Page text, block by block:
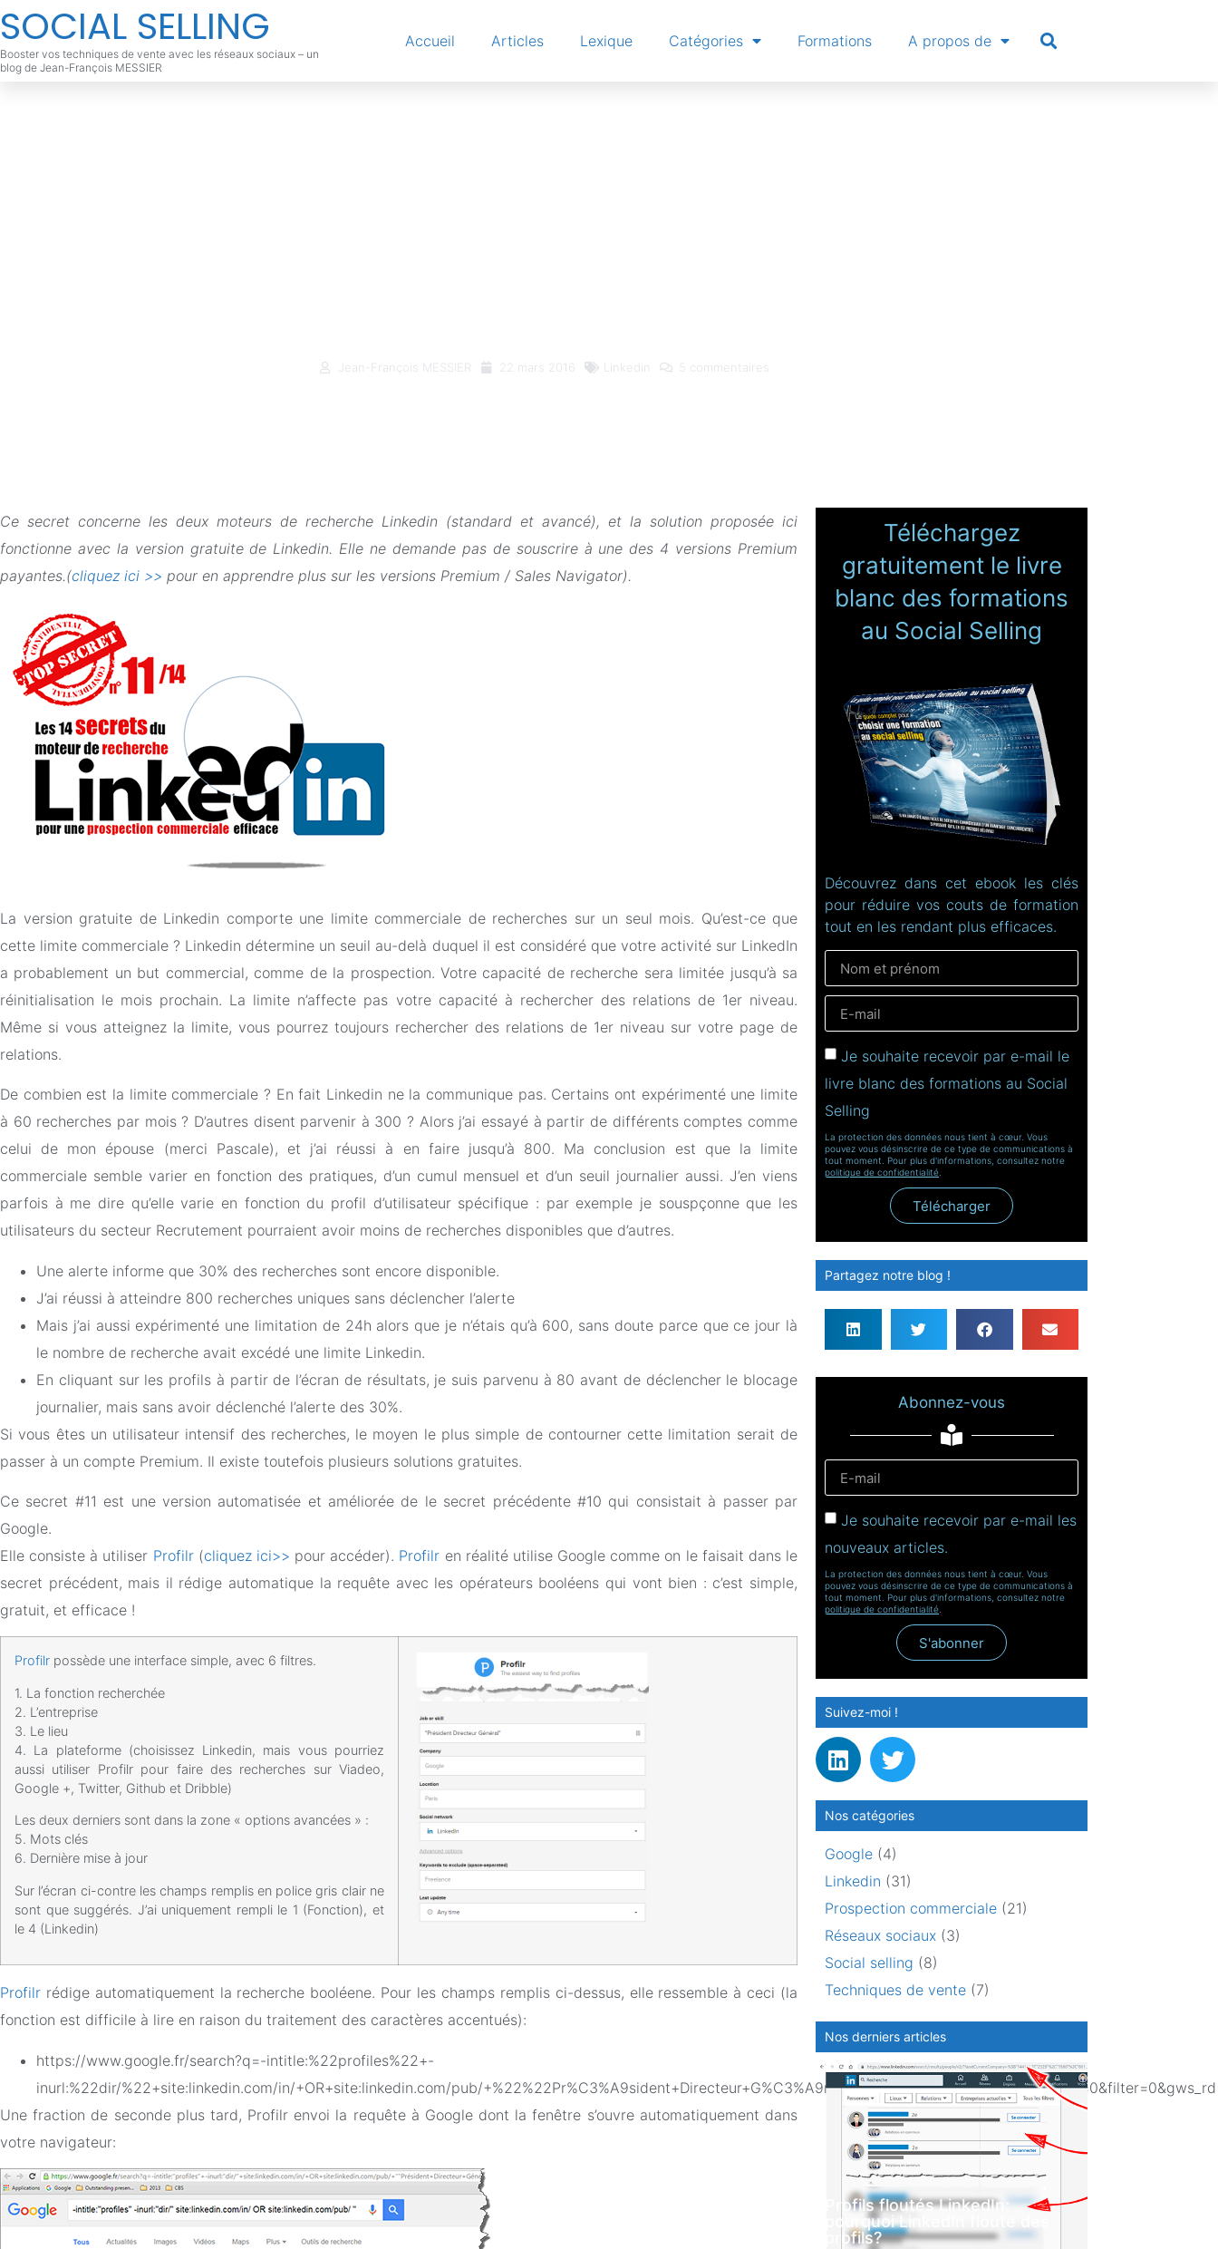
SOCIAL SELLING
Booster vos techniques de vente avec les réseaux sociaux – un
blog de Jean-François MESSIER
Accueil Articles Lexique Catégories Formations A propos de
Jean-François MESSIER 22 mars 2016 Linkedin 5 commentaires
Ce secret concerne les deux moteurs de recherche Linkedin (standard et avancé), et la solution proposée ici
fonctionne avec la version gratuite de Linkedin. Elle ne demande pas de souscrire à une des 4 versions Premium
payantes.(cliquez ici >> pour en apprendre plus sur les versions Premium / Sales Navigator).
La version gratuite de Linkedin comporte une limite commerciale de recherches sur un seul mois. Qu’est-ce que
cette limite commerciale ? Linkedin détermine un seuil au-delà duquel il est considéré que votre activité sur LinkedIn
a probablement un but commercial, comme de la prospection. Votre capacité de recherche sera limitée jusqu’à sa
réinitialisation le mois prochain. La limite n’affecte pas votre capacité à rechercher des relations de 1er niveau.
Même si vous atteignez la limite, vous pourrez toujours rechercher des relations de 1er niveau sur votre page de
relations.
De combien est la limite commerciale ? En fait Linkedin ne la communique pas. Certains ont expérimenté une limite
à 60 recherches par mois ? D’autres disent parvenir à 300 ? Alors j’ai essayé à partir de différents comptes comme
celui de mon épouse (merci Pascale), et j’ai réussi à en faire jusqu’à 800. Ma conclusion est que la limite
commerciale semble varier en fonction des pratiques, d’un cumul mensuel et d’un seuil journalier aussi. J’en viens
parfois à me dire qu’elle varie en fonction du profil d’utilisateur spécifique : par exemple je souspçonne que les
utilisateurs du secteur Recrutement pourraient avoir moins de recherches disponibles que d’autres.
Une alerte informe que 30% des recherches sont encore disponible.
J’ai réussi à atteindre 800 recherches uniques sans déclencher l’alerte
Mais j’ai aussi expérimenté une limitation de 24h alors que je n’étais qu’à 600, sans doute parce que ce jour là
le nombre de recherche avait excédé une limite Linkedin.
En cliquant sur les profils à partir de l’écran de résultats, je suis parvenu à 80 avant de déclencher le blocage
journalier, mais sans avoir déclenché l’alerte des 30%.
Si vous êtes un utilisateur intensif des recherches, le moyen le plus simple de contourner cette limitation serait de
passer à un compte Premium. Il existe toutefois plusieurs solutions gratuites.
Ce secret #11 est une version automatisée et améliorée de le secret précédente #10 qui consistait à passer par
Google.
Elle consiste à utiliser Profilr(cliquez ici>> pour accéder). Profilr en réalité utilise Google comme on le faisait dans le
secret précédent, mais il rédige automatique la requête avec les opérateurs booléens qui vont bien : c’est simple,
gratuit, et efficace !
Profilr possède une interface simple, avec 6 filtres.
1. La fonction recherchée
2. L’entreprise
3. Le lieu
4. La plateforme (choisissez Linkedin, mais vous pourriez
aussi utiliser Profilr pour faire des recherches sur Viadeo,
Google +, Twitter, Github et Dribble)
Les deux derniers sont dans la zone « options avancées » :
5. Mots clés
6. Dernière mise à jour
Sur l’écran ci-contre les champs remplis en police gris clair ne
sont que suggérés. J’ai uniquement rempli le 1 (Fonction), et
le 4 (Linkedin)
Profilr rédige automatiquement la recherche booléene. Pour les champs remplis ci-dessus, elle ressemble à ceci (la
fonction est difficile à lire en raison du traitement des caractères accentués):
https://www.google.fr/search?q=-intitle:%22profiles%22+-
inurl:%22dir/%22+site:linkedin.com/in/+OR+site:linkedin.com/pub/
Une fraction de seconde plus tard, Profilr envoi la requête à Google dont la fenêtre s’ouvre automatiquement dans
votre navigateur:
Téléchargez
gratuitement le livre
blanc des formations
au Social Selling
Découvrez dans cet ebook les clés
pour réduire vos couts de formation
tout en les rendant plus efficaces.
Je souhaite recevoir par e-mail le
livre blanc des formations au Social
Selling
La protection des données nous tient à cœur. Vous
pouvez vous désinscrire de ce type de communications à
tout moment. Pour plus d'informations, consultez notre
politique de confidentialité
Télécharger
Partagez notre blog !
Abonnez-vous
Je souhaite recevoir par e-mail les
nouveaux articles.
La protection des données nous tient à cœur. Vous
pouvez vous désinscrire de ce type de communications à
tout moment. Pour plus d'informations, consultez notre
politique de confidentialité
S'abonner
Suivez-moi !
Nos catégories
Google (4)
Linkedin (31)
Prospection commerciale (21)
Réseaux sociaux (3)
Social selling (8)
Techniques de vente (7)
Nos derniers articles
Profils floutés LinkedIn:
pourquoi LinkedIn floute des
profils?